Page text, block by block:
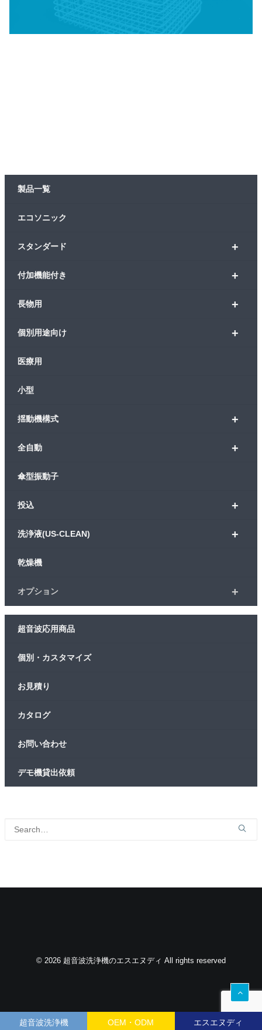
超音波洗浄機 OEM・ODM エスエヌディ
製品一覧
エコソニック
+
スタンダード
+
付加機能付き
+
長物用
+
個別用途向け
医療用
小型
+
揺動機構式
+
全自動
傘型振動子
+
投込
+
洗浄液(US-CLEAN)
乾燥機
+
オプション
超音波応用商品
個別・カスタマイズ
お見積り
カタログ
お問い合わせ
デモ機貸出依頼
© 2026 超音波洗浄機のエスエヌディ All rights reserved